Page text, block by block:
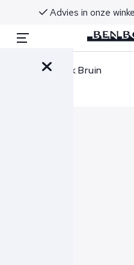
vanaf €50 (NL & BE)
Berwich Broek Bruin